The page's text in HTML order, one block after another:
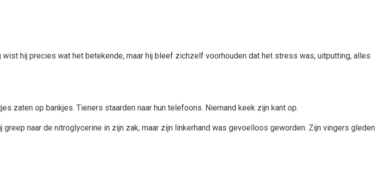
hij precies wat het betekende, maar hij bleef zichzelf voorhouden dat het stress was, uitputting, alles
zaten op bankjes. Tieners staarden naar hun telefoons. Niemand keek zijn kant op.
naar de nitroglycerine in zijn zak, maar zijn linkerhand was gevoelloos geworden. Zijn vingers gleden